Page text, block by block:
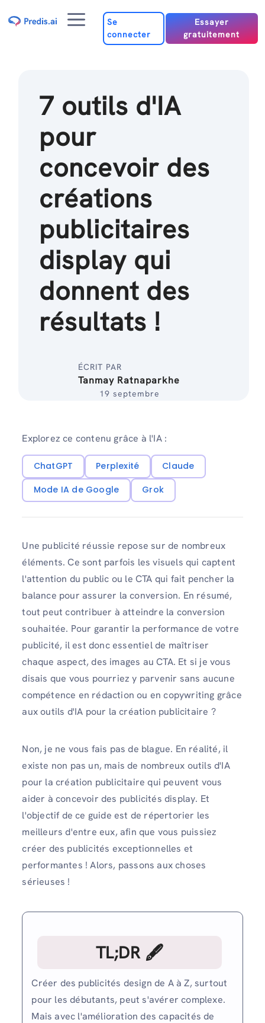
au
Menu
Se
connecter
Essayer
gratuitement
7 outils d'IA
pour
concevoir des
créations
publicitaires
display qui
donnent des
résultats !
ÉCRIT PAR
Tanmay Ratnaparkhe
19 septembre
Explorez ce contenu grâce à l'IA :
ChatGPT Perplexité
Claude
Mode IA de Google
Grok
Une publicité réussie repose sur de nombreux
éléments. Ce sont parfois les visuels qui captent
l'attention du public ou le CTA qui fait pencher la
balance pour assurer la conversion. En résumé,
tout peut contribuer à atteindre la conversion
souhaitée. Pour garantir la performance de votre
publicité, il est donc essentiel de maîtriser
chaque aspect, des images au CTA. Et si je vous
disais que vous pourriez y parvenir sans aucune
compétence en rédaction ou en copywriting grâce
aux outils d'IA pour la création publicitaire ?
Non, je ne vous fais pas de blague. En réalité, il
existe non pas un, mais de nombreux outils d'IA
pour la création publicitaire qui peuvent vous
aider à concevoir des publicités display. Et
l'objectif de ce guide est de répertorier les
meilleurs d'entre eux, afin que vous puissiez
créer des publicités exceptionnelles et
performantes ! Alors, passons aux choses
sérieuses !
TL;DR 🖋
Créer des publicités design de A à Z, surtout
pour les débutants, peut s'avérer complexe.
Mais avec l'amélioration des capacités de